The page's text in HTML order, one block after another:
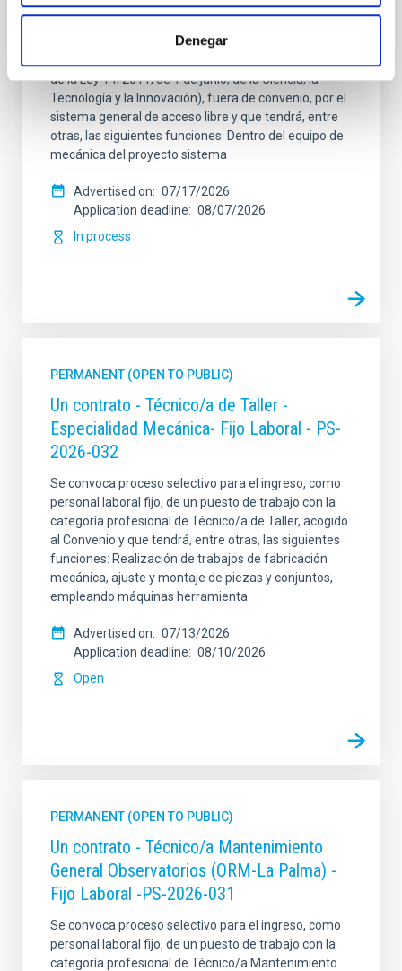
Denegar
Mecánica- GTCAO.PS-2026-057
Se convoca proceso selectivo para formalizar un
de la Ley 14/2011, de 1 de junio, de la Ciencia, la
Tecnología y la Innovación), fuera de convenio, por el
sistema general de acceso libre y que tendrá, entre
otras, las siguientes funciones: Dentro del equipo de
mecánica del proyecto sistema
Advertised on
07/17/2026
Application deadline
08/07/2026
In process
PERMANENT (OPEN TO PUBLIC)
Un contrato - Técnico/a de Taller -
Especialidad Mecánica- Fijo Laboral - PS-
2026-032
Se convoca proceso selectivo para el ingreso, como
personal laboral fijo, de un puesto de trabajo con la
categoría profesional de Técnico/a de Taller, acogido
al Convenio y que tendrá, entre otras, las siguientes
funciones: Realización de trabajos de fabricación
mecánica, ajuste y montaje de piezas y conjuntos,
empleando máquinas herramienta
Advertised on
07/13/2026
Application deadline
08/10/2026
Open
PERMANENT (OPEN TO PUBLIC)
Un contrato - Técnico/a Mantenimiento
General Observatorios (ORM-La Palma) -
Fijo Laboral -PS-2026-031
Se convoca proceso selectivo para el ingreso, como
personal laboral fijo, de un puesto de trabajo con la
categoría profesional de Técnico/a Mantenimiento